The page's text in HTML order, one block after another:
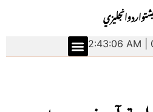
انجليزياردوبشتو
2:43:07 AM |